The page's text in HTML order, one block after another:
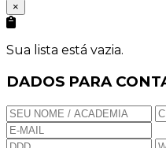
×
Sua lista está vazia.
DADOS PARA